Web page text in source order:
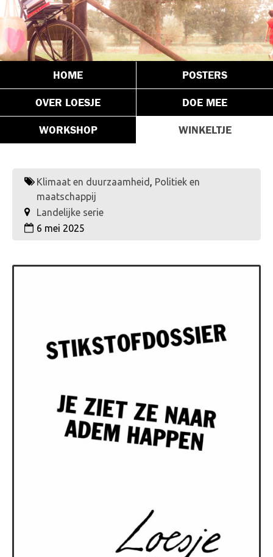
HOME POSTERS
OVER LOESJE DOE MEE
WORKSHOP WINKELTJE
Klimaat en duurzaamheid , Politiek en
maatschappij
Landelijke serie
6 mei 2025